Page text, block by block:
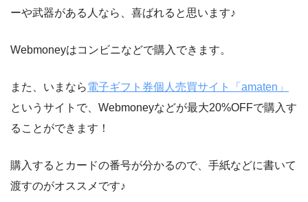
ーや武器がある人なら、喜ばれると思います♪
Webmoneyはコンビニなどで購入できます。
また、いまなら電子ギフト券個人売買サイト「amaten」
というサイトで、Webmoneyなどが最大20%OFFで購入す
ることができます！
購入するとカードの番号が分かるので、手紙などに書いて
渡すのがオススメです♪